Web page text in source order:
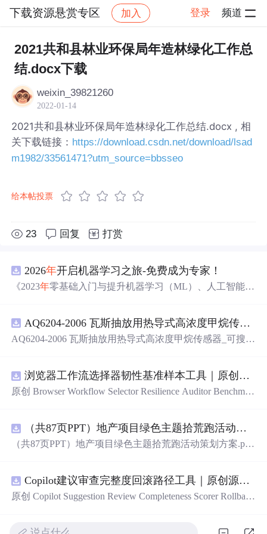
下载资源悬赏专区 加入 登录 频道
社区 下载资源悬赏专区 帖子详情
2021共和县林业环保局年造林绿化工作总
结.docx下载
weixin_39821260
2022-01-14
2021共和县林业环保局年造林绿化工作总结.docx , 相
关下载链接： https://download.csdn.net/download/lsad
m1982/33561471?utm_source=bbsseo
给本帖投票
23 回复 打赏
2026年开启机器学习之旅-免费成为专家！
《2023年零基础入门与提升机器学习（ML）、人工智能
AQ6204-2006 瓦斯抽放用热导式高浓度甲烷传感器-可搜索.pdf
AQ6204-2006 瓦斯抽放用热导式高浓度甲烷传感器_可搜
浏览器工作流选择器韧性基准样本工具｜原创源码+测试+离线报告
原创 Browser Workflow Selector Resilience Auditor Benchmar
建立固定样本、权重和验收区间，比较不同批次的准确
率、覆盖率与效率；本地网页、JSON/HTML/SVG报告、
图、README、运行说明、MIT License及原创授权声明。
适合开发者进行工程预检、质量审查和交付复核；Node.js
18+可直接运行，零第三方运行依赖。
（共87页PPT）地产项目绿色主题拾荒跑活动策划方案.pptx
（共87页PPT）地产项目绿色主题拾荒跑活动策划方案.ppt
Copilot建议审查完整度回滚路径工具｜原创源码+测试+离线报告
原创 Copilot Suggestion Review Completeness Scorer Rollback